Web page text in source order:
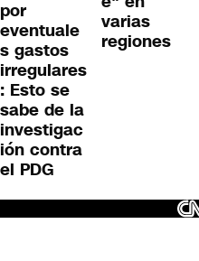
por
eventuale
s gastos
irregulares
: Esto se
sabe de la
investigac
ión contra
el PDG
varias
regiones